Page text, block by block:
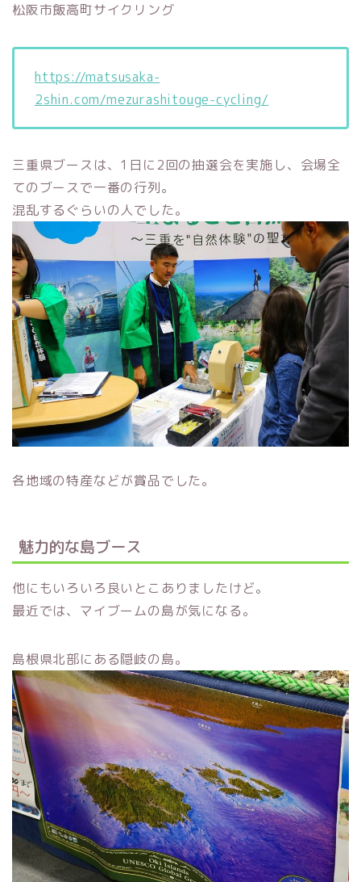
松阪市飯高町サイクリング
https://matsusaka-
2shin.com/mezurashitouge-cycling/
三重県ブースは、1日に2回の抽選会を実施し、会場全
てのブースで一番の行列。
混乱するぐらいの人でした。
各地域の特産などが賞品でした。
魅力的な島ブース
他にもいろいろ良いとこありましたけど。
最近では、マイブームの島が気になる。
島根県北部にある隠岐の島。